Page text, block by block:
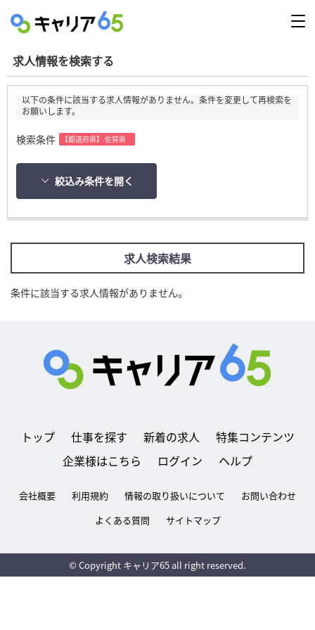
求人情報を検索する
以下の条件に該当する求人情報がありません。条件を変更して再検索を
お願いします。
検索条件 【都道府県】 佐賀県
絞込み条件を開く
求人検索結果
条件に該当する求人情報がありません。
トップ 仕事を探す 新着の求人
特集コンテンツ
企業様はこちら
ログイン ヘルプ
会社概要 利用規約 情報の取り扱いについて
お問い合わせ
よくある質問
サイトマップ
© Copyright キャリア65 all right reserved.